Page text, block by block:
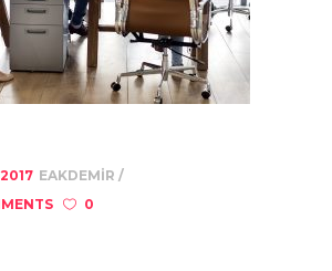
EAKDEMIR
0